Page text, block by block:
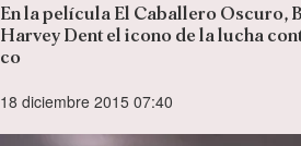
En la película El Caballero Oscuro,
Harvey Dent el icono de la lucha
co
18 diciembre 2015 07:40